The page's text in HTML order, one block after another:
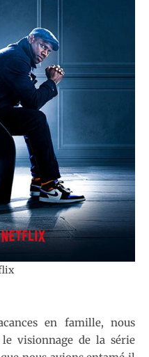
en famille, nous
visionnage de la série